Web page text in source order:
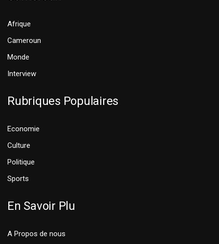
Afrique
Cameroun
Monde
Interview
Rubriques Populaires
Economie
Culture
Politique
Sports
En Savoir Plu
A Propos de nous